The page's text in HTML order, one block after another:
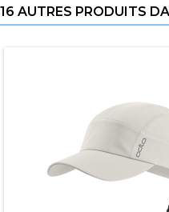
16 AUTRES PRODUITS